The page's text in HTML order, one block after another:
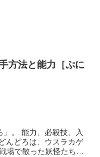
方法と能力［ぷに
。 能力、必殺技、入
んどろは、ウスラカゲ
場で散った妖怪たちの